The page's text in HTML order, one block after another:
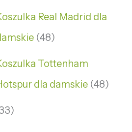
Real Madrid dla
48
Tottenham
dla damskie 48